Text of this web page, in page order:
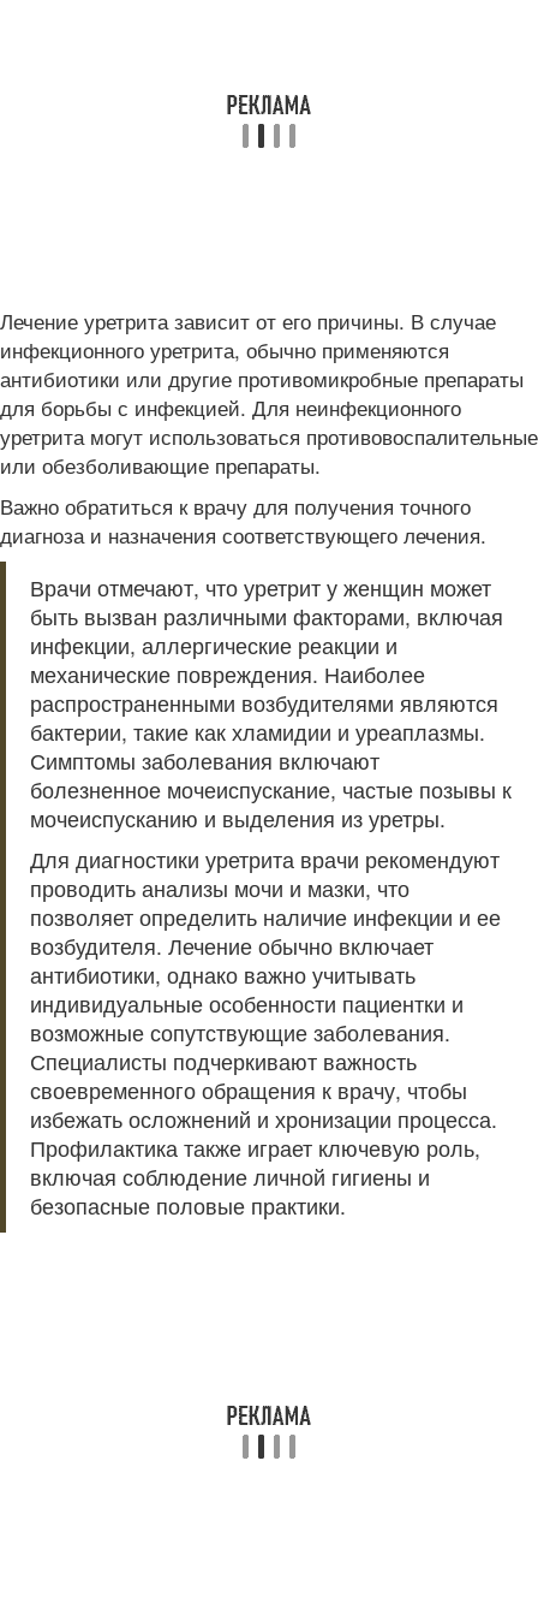
Лечение уретрита зависит от его причины. В случае
инфекционного уретрита, обычно применяются
антибиотики или другие противомикробные препараты
для борьбы с инфекцией. Для неинфекционного
уретрита могут использоваться противовоспалительные
или обезболивающие препараты.
Важно обратиться к врачу для получения точного
диагноза и назначения соответствующего лечения.
Врачи отмечают, что уретрит у женщин может
быть вызван различными факторами, включая
инфекции, аллергические реакции и
механические повреждения. Наиболее
распространенными возбудителями являются
бактерии, такие как хламидии и уреаплазмы.
Симптомы заболевания включают
болезненное мочеиспускание, частые позывы к
мочеиспусканию и выделения из уретры.
Для диагностики уретрита врачи рекомендуют
проводить анализы мочи и мазки, что
позволяет определить наличие инфекции и ее
возбудителя. Лечение обычно включает
антибиотики, однако важно учитывать
индивидуальные особенности пациентки и
возможные сопутствующие заболевания.
Специалисты подчеркивают важность
своевременного обращения к врачу, чтобы
избежать осложнений и хронизации процесса.
Профилактика также играет ключевую роль,
включая соблюдение личной гигиены и
безопасные половые практики.